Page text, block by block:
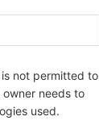
not permitted to
needs to
used.